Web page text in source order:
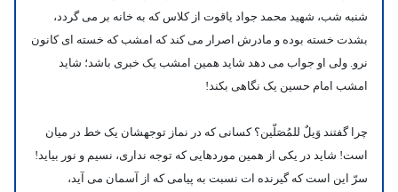
شنبه شب، شهید محمد جواد یاقوت از کلاس که به خانه بر می گردد،
بشدت خسته بوده و مادرش اصرار می کند که امشب که خسته ای کانون
نرو. ولی او جواب می دهد شاید همین امشب یک خبری باشد؛ شاید
امشب امام حسین یک نگاهی بکند!
چرا گفتند وَیلٌ للمُصَلّین؟ کسانی که در نماز توجهشان یک خط در میان
است! شاید در یکی از همین موردهایی که توجه نداری، نسیم و نور بیاید!
سرّ این است که گیرنده ات نسبت به پیامی که از آسمان می آید،